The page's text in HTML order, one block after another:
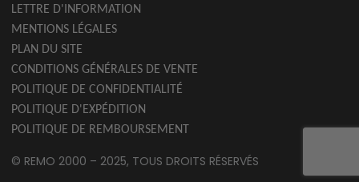
LETTRE D'INFORMATION
MENTIONS LÉGALES
PLAN DU SITE
CONDITIONS GÉNÉRALES DE VENTE
POLITIQUE DE CONFIDENTIALITÉ
POLITIQUE D'EXPÉDITION
POLITIQUE DE REMBOURSEMENT
© REMO 2000 – 2025, TOUS DROITS RÉSERVÉS